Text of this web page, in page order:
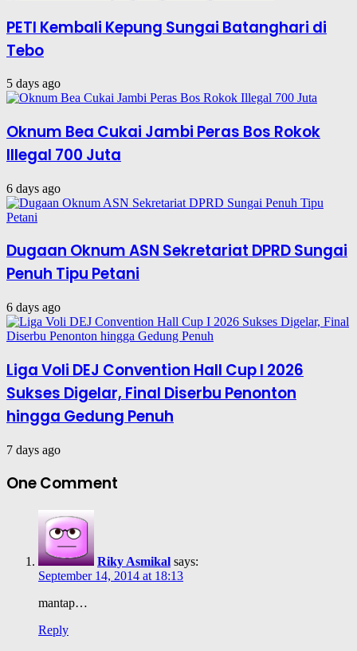
PETI Kembali Kepung Sungai Batanghari di
Tebo
5 days ago
Oknum Bea Cukai Jambi Peras Bos Rokok
Illegal 700 Juta
6 days ago
Dugaan Oknum ASN Sekretariat DPRD Sungai
Penuh Tipu Petani
6 days ago
Liga Voli DEJ Convention Hall Cup I 2026
Sukses Digelar, Final Diserbu Penonton
hingga Gedung Penuh
7 days ago
One Comment
Riky Asmikal says:
September 14, 2014 at 18:13
mantap…
Reply